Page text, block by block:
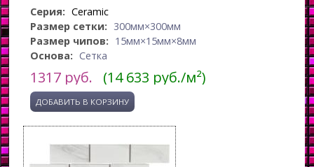
Серия: Ceramic
Размер сетки: 300мм×300мм
Размер чипов: 15мм×15мм×8мм
Основа: Сетка
1317 руб. (14 633 руб./м²)